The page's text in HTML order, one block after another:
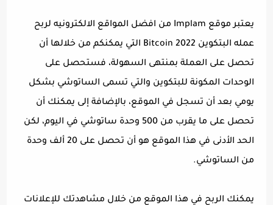
يعتبر موقع Implam من افضل المواقع الالكترونيه لربح
عمله البتكوين Bitcoin 2022 التي يمكنكم من خلالها أن
تحصل على العملة بمنتهى السهولة، فستحصل على
الوحدات المكونة للبتكوين والتي تسمى الساتوشي بشكل
يومي بعد أن تسجل في الموقع، بالإضافة إلى يمكنك أن
تحصل على ما يقرب من 500 وحدة ساتوشي في اليوم، لكن
الحد الأدنى في هذا الموقع هو أن تحصل على 20 ألف وحدة
من الساتوشي.
يمكنك الربح في هذا الموقع من خلال مشاهدتك للإعلانات